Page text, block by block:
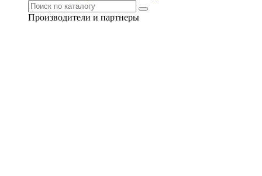
Производители и партнеры